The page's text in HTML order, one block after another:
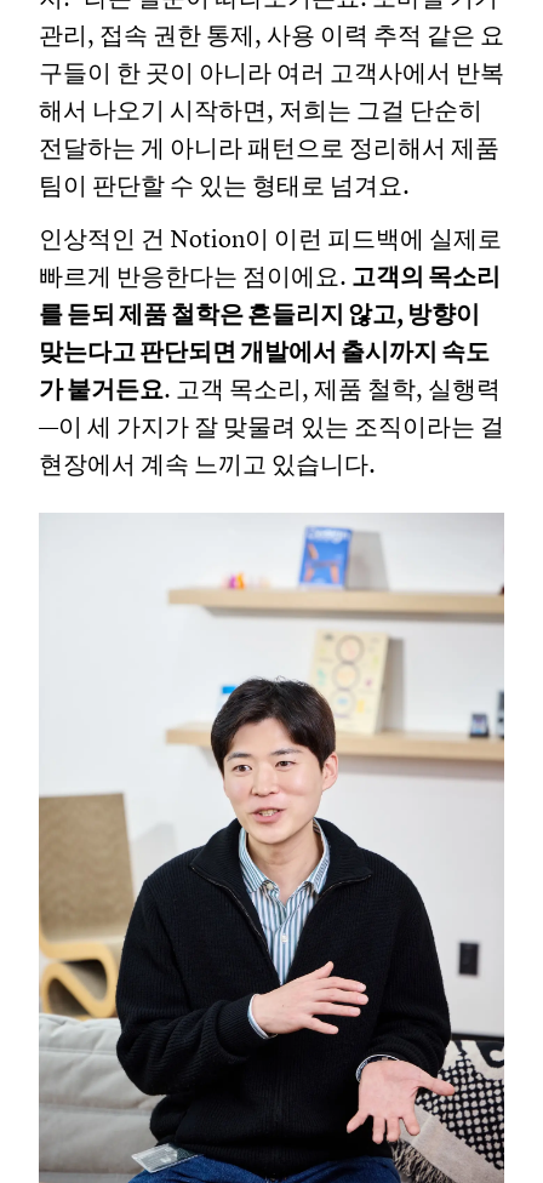
관리, 접속 권한 통제, 사용 이력 추적 같은 요
구들이 한 곳이 아니라 여러 고객사에서 반복
해서 나오기 시작하면, 저희는 그걸 단순히
전달하는 게 아니라 패턴으로 정리해서 제품
팀이 판단할 수 있는 형태로 넘겨요.
인상적인 건 Notion이 이런 피드백에 실제로
빠르게 반응한다는 점이에요. 고객의 목소리
를 듣되 제품 철학은 흔들리지 않고, 방향이
맞는다고 판단되면 개발에서 출시까지 속도
가 붙거든요. 고객 목소리, 제품 철학, 실행력
—이 세 가지가 잘 맞물려 있는 조직이라는 걸
현장에서 계속 느끼고 있습니다.